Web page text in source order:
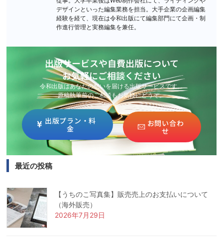
デザインといった編集業務を担当。大手企業の企画編集
経験を経て、現在は令和出版にて編集部門にて企画・制
作進行管理と実務編集を兼任。
出版サービスや自費出版について
お気軽にご相談ください
令和出版はあなたの想いを届ける出版サービスです。
原稿執筆前のご相談もお気軽にどうぞ。
出版プラン・料
金
お問い合わ
せ
最近の投稿
【うちのこ写真集】販売売上のお支払いについて
（海外販売）
2026年7月29日